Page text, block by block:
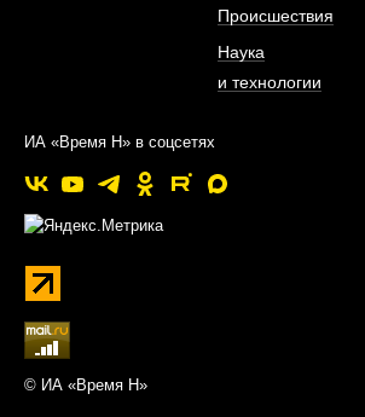
Происшествия
Наука
и технологии
ИА «Время Н» в соцсетях
© ИА «Время Н»